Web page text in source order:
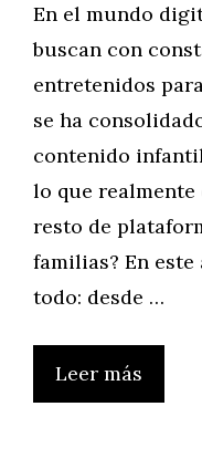
En el mundo
buscan con
entretenidos
se ha
contenido
lo que
resto de
familias? En
todo: desde …
Leer más